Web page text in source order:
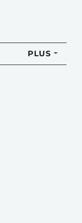
PLUS